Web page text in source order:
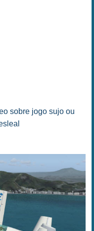
sobre jogo sujo ou